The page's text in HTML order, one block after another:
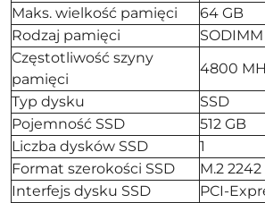
Maks. wielkość pamięci
64 GB
Rodzaj pamięci
Częstotliwość szyny
pamięci
4800
Typ dysku
SSD
Pojemność SSD
512 GB
Liczba dysków SSD
1
Format szerokości SSD
M.2 2242
Interfejs dysku SSD
PCI-